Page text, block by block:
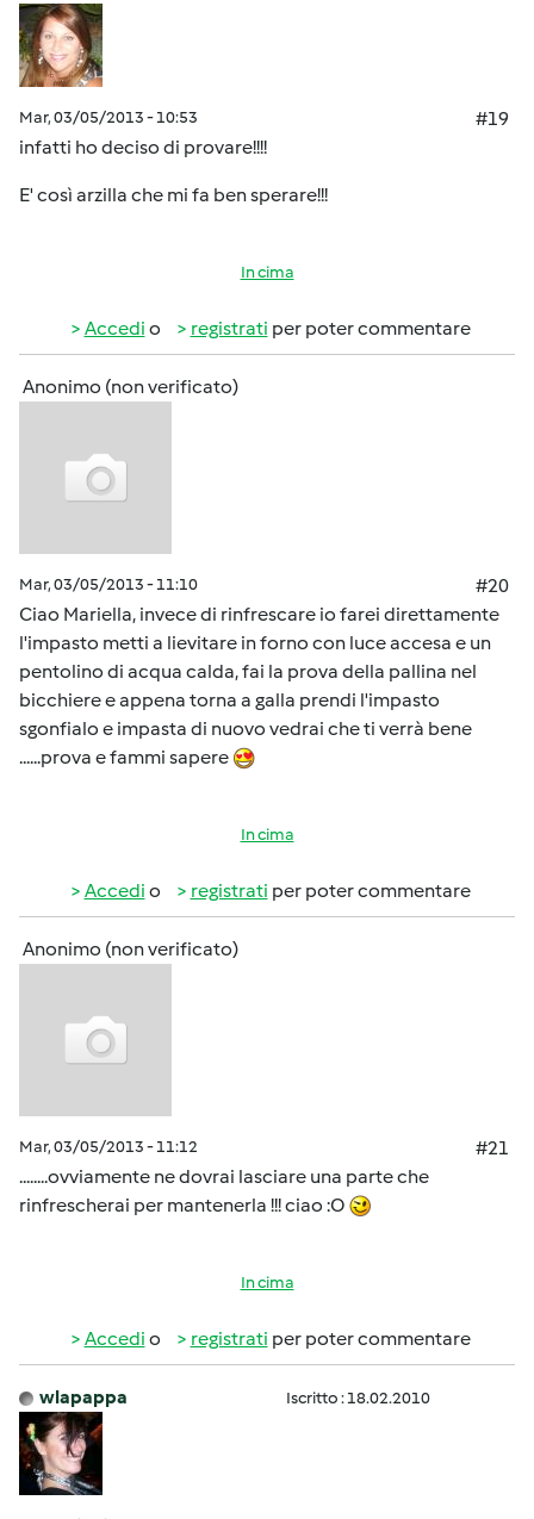
Mar, 03/05/2013 - 10:53
#19
infatti ho deciso di provare!!!!
E' così arzilla che mi fa ben sperare!!!
In cima
Accedi o registrati per poter commentare
Anonimo (non verificato)
Mar, 03/05/2013 - 11:10
#20
Ciao Mariella, invece di rinfrescare io farei direttamente
l'impasto metti a lievitare in forno con luce accesa e un
pentolino di acqua calda, fai la prova della pallina nel
bicchiere e appena torna a galla prendi l'impasto
sgonfialo e impasta di nuovo vedrai che ti verrà bene
......prova e fammi sapere
In cima
Accedi o registrati per poter commentare
Anonimo (non verificato)
Mar, 03/05/2013 - 11:12
#21
........ovviamente ne dovrai lasciare una parte che
rinfrescherai per mantenerla !!! ciao :O
In cima
Accedi o registrati per poter commentare
wlapappa Iscritto : 18.02.2010